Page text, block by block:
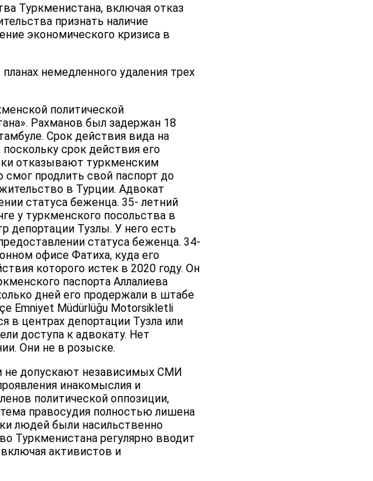
Туркменистана, включая отказ
признать наличие
экономического кризиса в
немедленного удаления трех
политической
Рахманов был задержан 18
Срок действия вида на
срок действия его
отказывают туркменским
продлить свой паспорт до
в Турции. Адвокат
статуса беженца. 35- летний
у туркменского посольства в
депортации Тузлы. У него есть
статуса беженца. 34-
офисе Фатиха, куда его
которого истек в 2020 году. Он
паспорта Аллалиева
дней его продержали в штабе
Emniyet Müdürlüğu Motorsikletli
в центрах депортации Тузла или
доступа к адвокату. Нет
Они не в розыске.
не допускают независимых СМИ
инакомыслия и
политической оппозиции,
правосудия полностью лишена
людей были насильственно
Туркменистана регулярно вводит
активистов и